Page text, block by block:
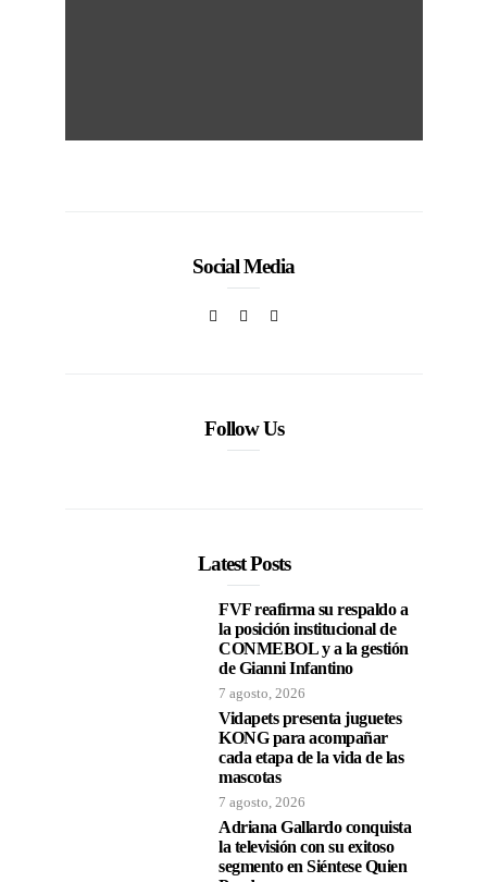
Social Media
Follow Us
Latest Posts
FVF reafirma su respaldo a
la posición institucional de
CONMEBOL y a la gestión
de Gianni Infantino
7 agosto, 2026
Vidapets presenta juguetes
KONG para acompañar
cada etapa de la vida de las
mascotas
7 agosto, 2026
Adriana Gallardo conquista
la televisión con su exitoso
segmento en Siéntese Quien